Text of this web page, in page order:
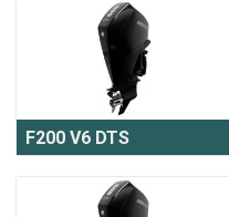
F200 V6 DTS